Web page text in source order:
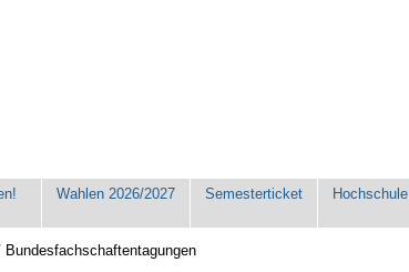
Wahlen 2026/2027 Semesterticket Hochschule
Bundesfachschaftentagungen